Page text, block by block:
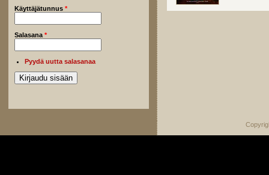
Käyttäjätunnus *
Salasana *
Pyydä uutta salasanaa